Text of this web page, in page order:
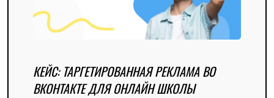
КЕЙС: ТАРГЕТИРОВАННАЯ РЕКЛАМА ВО
ВКОНТАКТЕ ДЛЯ ОНЛАЙН ШКОЛЫ